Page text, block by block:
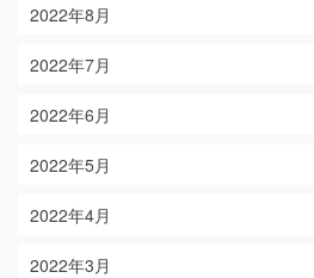
2022年8月
2022年7月
2022年6月
2022年5月
2022年4月
2022年3月